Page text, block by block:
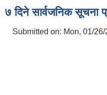
७ दिने सार्वजनिक सूचना
Submitted on: Mon, 01/